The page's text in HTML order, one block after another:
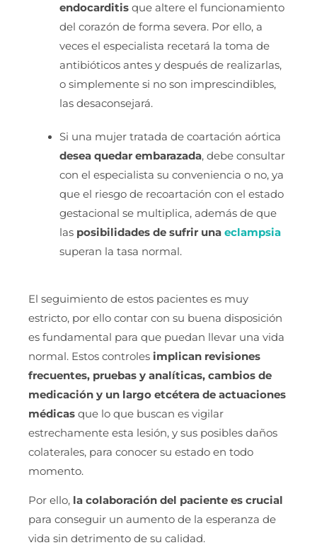
endocarditis que altere el funcionamiento
del corazón de forma severa. Por ello, a
veces el especialista recetará la toma de
antibióticos antes y después de realizarlas,
o simplemente si no son imprescindibles,
las desaconsejará.
Si una mujer tratada de coartación aórtica
desea quedar embarazada, debe consultar
con el especialista su conveniencia o no, ya
que el riesgo de recoartación con el estado
gestacional se multiplica, además de que
las posibilidades de sufrir una eclampsia
superan la tasa normal.
El seguimiento de estos pacientes es muy
estricto, por ello contar con su buena disposición
es fundamental para que puedan llevar una vida
normal. Estos controles implican revisiones
frecuentes, pruebas y analíticas, cambios de
medicación y un largo etcétera de actuaciones
médicas que lo que buscan es vigilar
estrechamente esta lesión, y sus posibles daños
colaterales, para conocer su estado en todo
momento.
Por ello, la colaboración del paciente es crucial
para conseguir un aumento de la esperanza de
vida sin detrimento de su calidad.